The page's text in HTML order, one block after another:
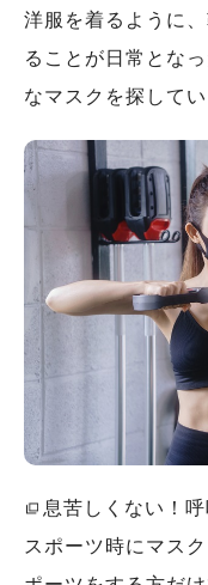
洋服を着るように
ることが日常とな
なマスクを探して
息苦しくない！
スポーツ時にマス